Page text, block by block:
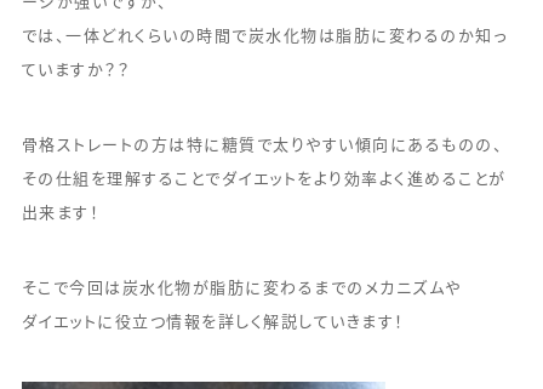
ージが強いですが、
では、一体どれくらいの時間で炭水化物は脂肪に変わるのか知っ
ていますか？？
骨格ストレートの方は特に糖質で太りやすい傾向にあるものの、
その仕組を理解することでダイエットをより効率よく進めることが
出来ます！
そこで今回は炭水化物が脂肪に変わるまでのメカニズムや
ダイエットに役立つ情報を詳しく解説していきます！